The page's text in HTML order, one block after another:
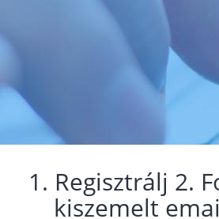
1. Regisztrálj 2.
kiszemelt